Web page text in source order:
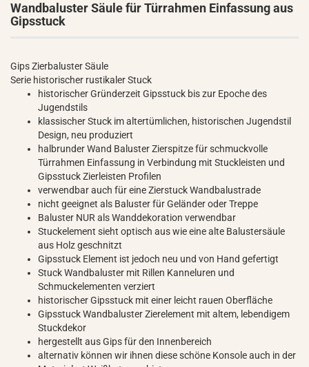
Wandbaluster Säule für Türrahmen Einfassung aus
Gipsstuck
Gips Zierbaluster Säule
Serie historischer rustikaler Stuck
historischer Gründerzeit Gipsstuck bis zur Epoche des
Jugendstils
klassischer Stuck im altertümlichen, historischen Jugendstil
Design, neu produziert
halbrunder Wand Baluster Zierspitze für schmuckvolle
Türrahmen Einfassung in Verbindung mit Stuckleisten und
Gipsstuck Zierleisten Profilen
verwendbar auch für eine Zierstuck Wandbalustrade
nicht geeignet als Baluster für Geländer oder Treppe
Baluster NUR als Wanddekoration verwendbar
Stuckelement sieht optisch aus wie eine alte Balustersäule
aus Holz geschnitzt
Gipsstuck Element ist jedoch neu und von Hand gefertigt
Stuck Wandbaluster mit Rillen Kanneluren und
Schmuckelementen verziert
historischer Gipsstuck mit einer leicht rauen Oberfläche
Gipsstuck Wandbaluster Zierelement mit altem, lebendigem
Stuckdekor
hergestellt aus Gips für den Innenbereich
alternativ können wir ihnen diese schöne Konsole auch in der